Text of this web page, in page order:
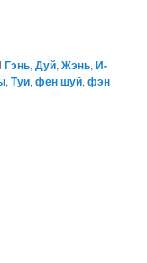
Гэнь,Дуй,Жэнь,И-
,Туи,фен шуй,фэн